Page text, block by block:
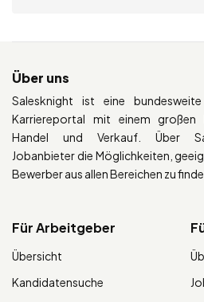
Über uns
Salesknight ist eine
Karriereportal mit einem großen
Handel und Verkauf. Über
Jobanbieter die Möglichkeiten,
Bewerber aus allen Bereichen zu
Für Arbeitgeber
Übersicht
Kandidatensuche